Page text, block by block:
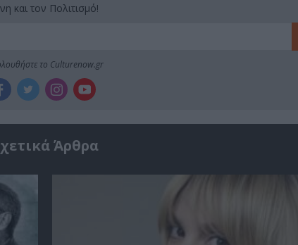
και τον Πολιτισμό!
το Culturenow.gr
Άρθρα